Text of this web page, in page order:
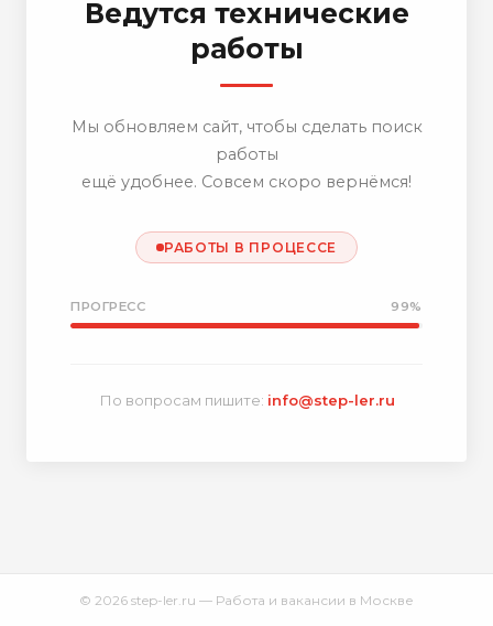
Ведутся технические
работы
Мы обновляем сайт, чтобы сделать поиск
работы
ещё удобнее. Совсем скоро вернёмся!
РАБОТЫ В ПРОЦЕССЕ
ПРОГРЕСС 99%
По вопросам пишите: info@step-ler.ru
© 2026 step-ler.ru — Работа и вакансии в Москве